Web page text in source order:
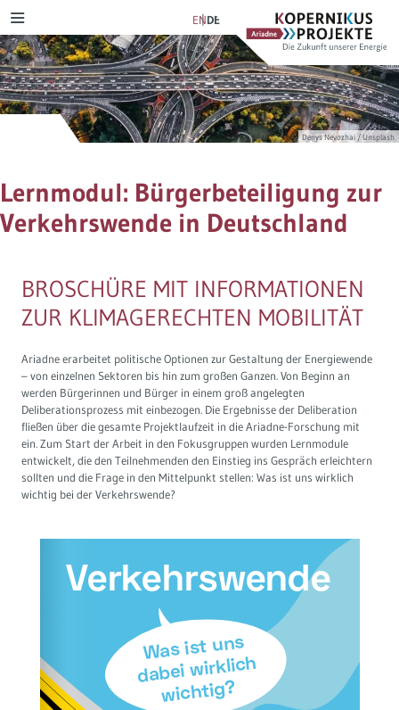
content
ENDE
MENU Ariadne
Kopernikus-
Projekt
Denys Nevozhai / Unsplash
Lernmodul: Bürgerbeteiligung zur
Verkehrswende in Deutschland
BROSCHÜRE MIT INFORMATIONEN
ZUR KLIMAGERECHTEN MOBILITÄT
Ariadne erarbeitet politische Optionen zur Gestaltung der Energiewende
– von einzelnen Sektoren bis hin zum großen Ganzen. Von Beginn an
werden Bürgerinnen und Bürger in einem groß angelegten
Deliberationsprozess mit einbezogen. Die Ergebnisse der Deliberation
fließen über die gesamte Projektlaufzeit in die Ariadne-Forschung mit
ein. Zum Start der Arbeit in den Fokusgruppen wurden Lernmodule
entwickelt, die den Teilnehmenden den Einstieg ins Gespräch erleichtern
sollten und die Frage in den Mittelpunkt stellen: Was ist uns wirklich
wichtig bei der Verkehrswende?
Szenarien & Pfade
Verkehrswende
Wärmewende
Steuerreform
Wasserstoff
Governance
Europa & Green Deal
Transformation Tracker
NetZero
Verkehrswendemonitor
Politikmix-Explorer
Ariadne-Pathfinder
Soziales Nachhaltigkeitsbarometer
Ariadne-Anspruch
Bürgerdeliberation
Lernprozess